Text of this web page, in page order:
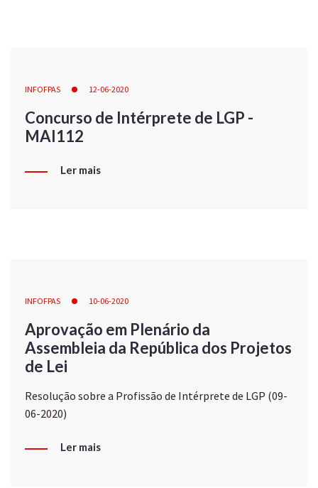
INFOFPAS 12-06-2020
Concurso de Intérprete de LGP -
MAI112
Ler mais
INFOFPAS 10-06-2020
Aprovação em Plenário da
Assembleia da República dos Projetos
de Lei
Resolução sobre a Profissão de Intérprete de LGP (09-
06-2020)
Ler mais